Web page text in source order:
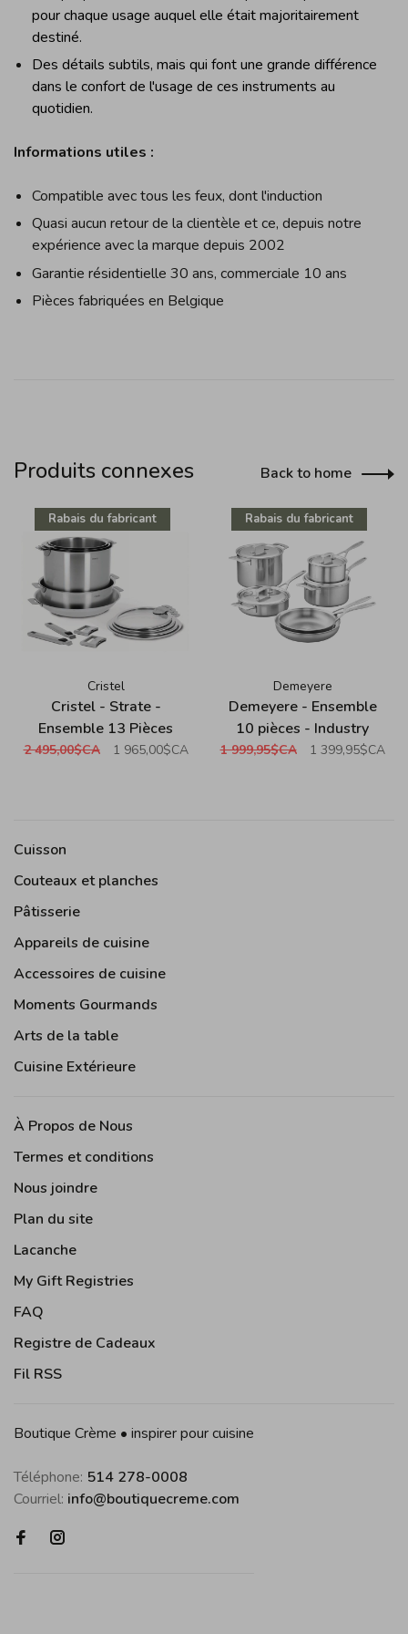
pour chaque usage auquel elle était majoritairement
destiné.
Des détails subtils, mais qui font une grande différence
dans le confort de l'usage de ces instruments au
quotidien.
Informations utiles :
Compatible avec tous les feux, dont l'induction
Quasi aucun retour de la clientèle et ce, depuis notre
expérience avec la marque depuis 2002
Garantie résidentielle 30 ans, commerciale 10 ans
Pièces fabriquées en Belgique
Produits connexes Back to home
Rabais du fabricant
Cristel
Cristel - Strate -
Ensemble 13 Pièces
Avec Poignées
2 495,00$CA 1 965,00$CA
Rabais du fabricant
Demeyere
Demeyere - Ensemble
10 pièces - Industry
1 999,95$CA 1 399,95$CA
Cuisson
Couteaux et planches
Pâtisserie
Appareils de cuisine
Accessoires de cuisine
Moments Gourmands
Arts de la table
Cuisine Extérieure
À Propos de Nous
Termes et conditions
Nous joindre
Plan du site
Lacanche
My Gift Registries
FAQ
Registre de Cadeaux
Fil RSS
Boutique Crème • inspirer pour cuisine
Téléphone: 514 278-0008
Courriel: info@boutiquecreme.com